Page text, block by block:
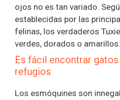
ojos no es tan variado.
establecidas por las
felinas, los verdaderos
verdes, dorados o amarillos.
Es fácil encontrar
refugios
Los esmóquines son